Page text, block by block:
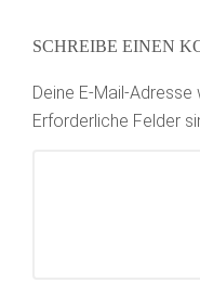
SCHREIBE EINEN
Deine E-Mail-
Erforderliche Felder